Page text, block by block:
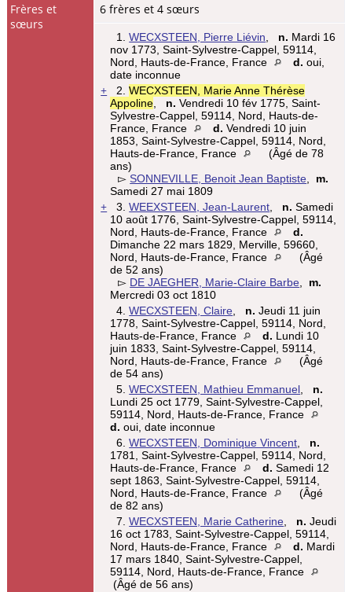
Frères et
sœurs
6 frères et 4 sœurs
1.WECXSTEEN, Pierre Liévin n. Mardi 16
nov 1773, Saint-Sylvestre-Cappel, 59114,
Nord, Hauts-de-France, France
d. oui,
date inconnue
+ 2.WECXSTEEN, Marie Anne Thérèse
Appoline
n. Vendredi 10 fév 1775, Saint-
Sylvestre-Cappel, 59114, Nord, Hauts-de-
France, France
d. Vendredi 10 juin
1853, Saint-Sylvestre-Cappel, 59114, Nord,
Hauts-de-France, France
(Âgé de 78
ans)
▻ SONNEVILLE, Benoit Jean Baptiste
m.
Samedi 27 mai 1809
+ 3.WEEXSTEEN, Jean-Laurent n. Samedi
10 août 1776, Saint-Sylvestre-Cappel, 59114,
Nord, Hauts-de-France, France
d.
Dimanche 22 mars 1829, Merville, 59660,
Nord, Hauts-de-France, France
(Âgé
de 52 ans)
▻ DE JAEGHER, Marie-Claire Barbe
m.
Mercredi 03 oct 1810
4.WECXSTEEN, Claire n. Jeudi 11 juin
1778, Saint-Sylvestre-Cappel, 59114, Nord,
Hauts-de-France, France
d. Lundi 10
juin 1833, Saint-Sylvestre-Cappel, 59114,
Nord, Hauts-de-France, France
(Âgé
de 54 ans)
5.WECXSTEEN, Mathieu Emmanuel
n.
Lundi 25 oct 1779, Saint-Sylvestre-Cappel,
59114, Nord, Hauts-de-France, France
d. oui, date inconnue
6.WECXSTEEN, Dominique Vincent
n.
1781, Saint-Sylvestre-Cappel, 59114, Nord,
Hauts-de-France, France
d. Samedi 12
sept 1863, Saint-Sylvestre-Cappel, 59114,
Nord, Hauts-de-France, France
(Âgé
de 82 ans)
7.WECXSTEEN, Marie Catherine n. Jeudi
16 oct 1783, Saint-Sylvestre-Cappel, 59114,
Nord, Hauts-de-France, France
d. Mardi
17 mars 1840, Saint-Sylvestre-Cappel,
59114, Nord, Hauts-de-France, France
(Âgé de 56 ans)